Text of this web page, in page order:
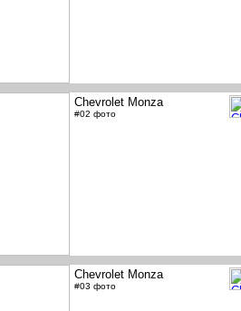
Chevrolet Monza
#02 фото
Chevrolet Monza
#03 фото